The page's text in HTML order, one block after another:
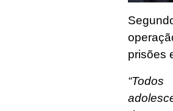
prisões